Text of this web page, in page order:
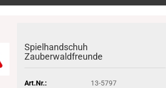
Spielhandschuh
Zauberwaldfreunde
Art.Nr.:
13-5797